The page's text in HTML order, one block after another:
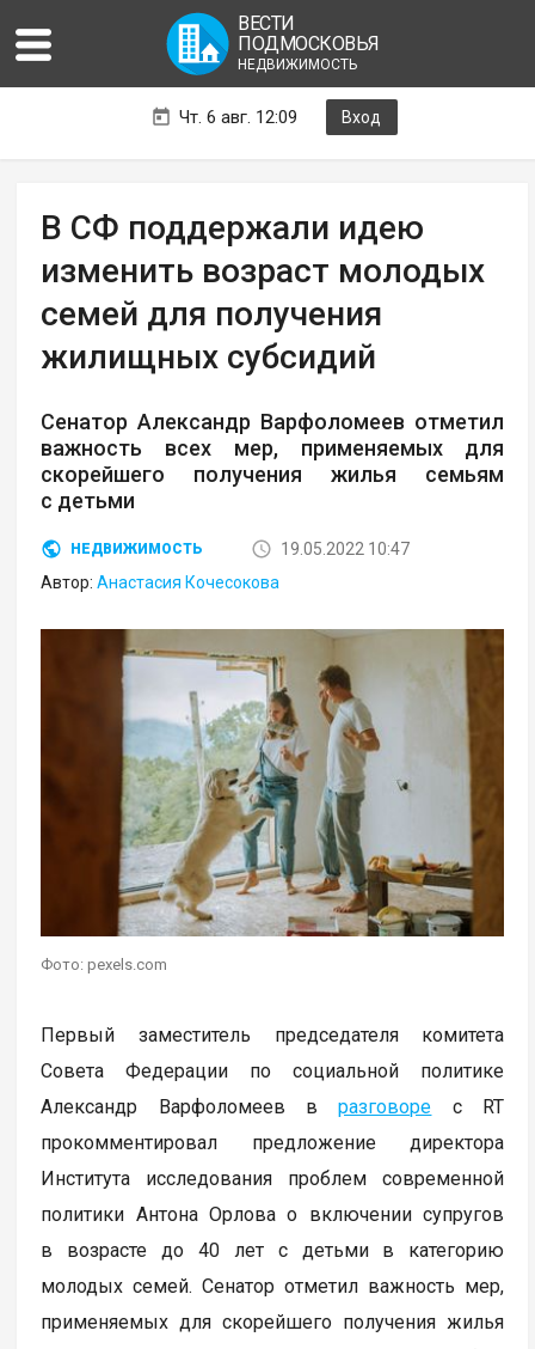
ВЕСТИ
ПОДМОСКОВЬЯ
НЕДВИЖИМОСТЬ
Чт. 6 авг. 12:09 Вход
В СФ поддержали идею
изменить возраст молодых
семей для получения
жилищных субсидий
Сенатор Александр Варфоломеев отметил
важность всех мер, применяемых для
скорейшего получения жилья семьям
с детьми
НЕДВИЖИМОСТЬ
19.05.2022 10:47
Автор:Анастасия Кочесокова
Фото: pexels.com
Первый заместитель председателя комитета
Совета Федерации по социальной политике
Александр Варфоломеев вразговоре с RT
прокомментировал предложение директора
Института исследования проблем современной
политики Антона Орлова о включении супругов
в возрасте до 40 лет с детьми в категорию
молодых семей. Сенатор отметил важность мер,
применяемых для скорейшего получения жилья